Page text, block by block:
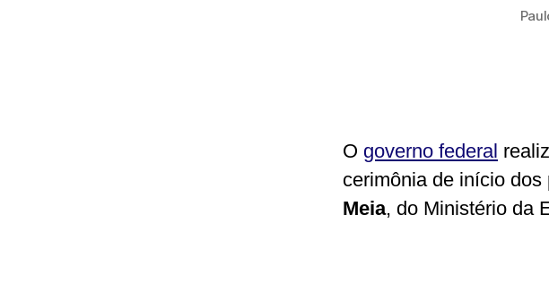
O governo federal
cerimônia de início dos
Meia, do Ministério da